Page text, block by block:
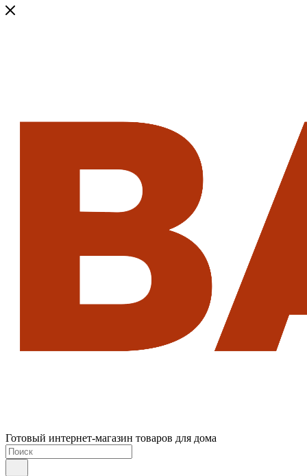
Готовый интернет-магазин товаров для дома